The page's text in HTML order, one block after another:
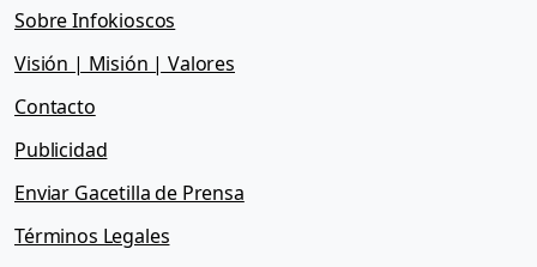
Sobre Infokioscos
Visión | Misión | Valores
Contacto
Publicidad
Enviar Gacetilla de Prensa
Términos Legales